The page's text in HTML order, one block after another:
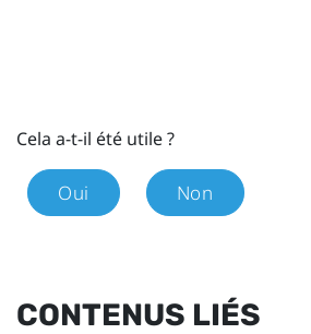
Cela a-t-il été utile ?
Oui Non
CONTENUS LIÉS